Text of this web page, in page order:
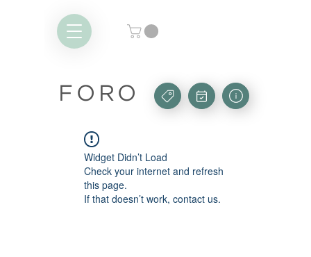
FORO
Widget Didn’t Load
Check your internet and refresh
this page.
If that doesn’t work, contact us.